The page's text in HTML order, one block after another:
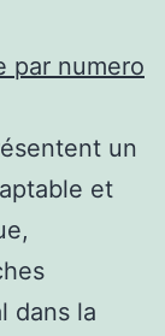
par numero
un
et
dans la